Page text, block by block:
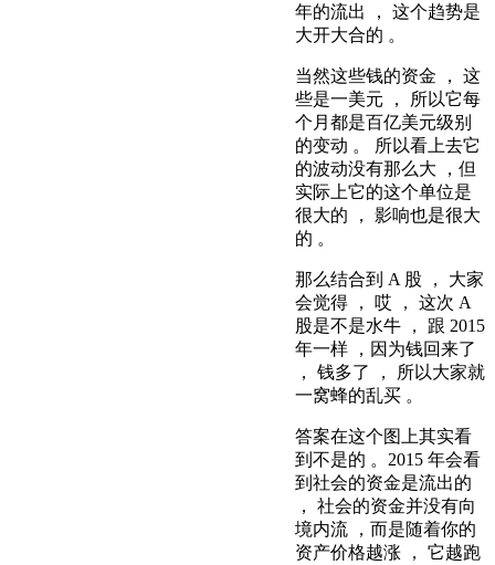
年的流出 ， 这个趋势是
大开大合的 。
当然这些钱的资金 ， 这
些是一美元 ， 所以它每
个月都是百亿美元级别
的变动 。 所以看上去它
的波动没有那么大 ，但
实际上它的这个单位是
很大的 ， 影响也是很大
的 。
那么结合到 A 股 ， 大家
会觉得 ， 哎 ， 这次 A
股是不是水牛 ， 跟 2015
年一样 ，因为钱回来了
， 钱多了 ， 所以大家就
一窝蜂的乱买 。
答案在这个图上其实看
到不是的 。2015 年会看
到社会的资金是流出的
， 社会的资金并没有向
境内流 ，而是随着你的
资产价格越涨 ， 它越跑